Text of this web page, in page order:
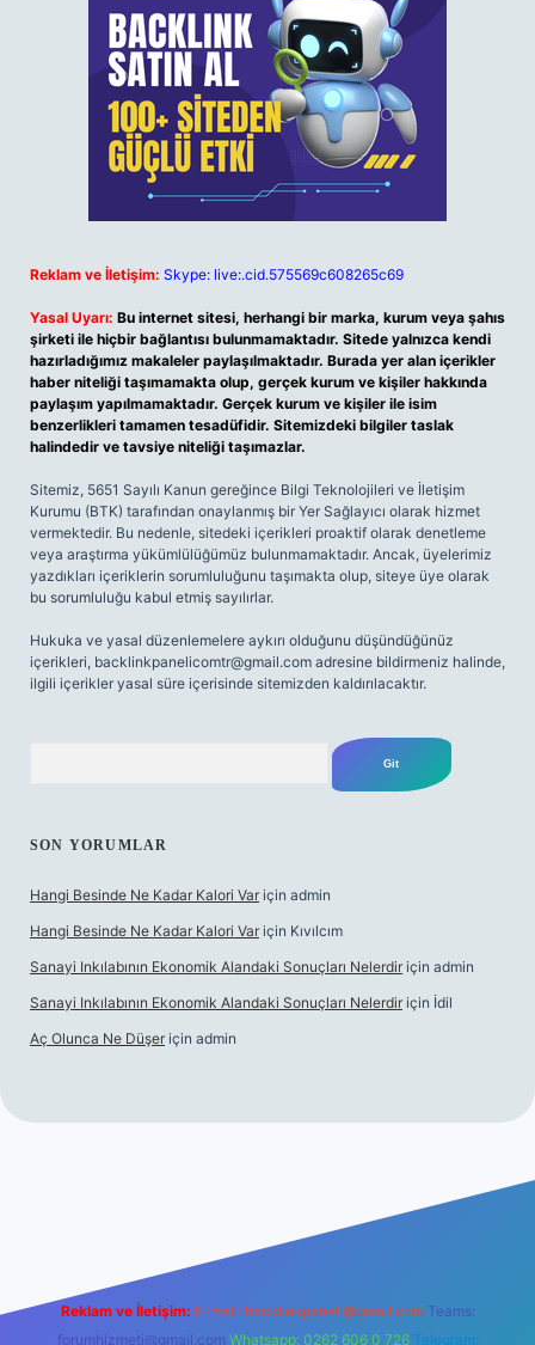
Reklam ve İletişim: Skype: live:.cid.575569c608265c69
Yasal Uyarı: Bu internet sitesi, herhangi bir marka, kurum veya şahıs
şirketi ile hiçbir bağlantısı bulunmamaktadır. Sitede yalnızca kendi
hazırladığımız makaleler paylaşılmaktadır. Burada yer alan içerikler
haber niteliği taşımamakta olup, gerçek kurum ve kişiler hakkında
paylaşım yapılmamaktadır. Gerçek kurum ve kişiler ile isim
benzerlikleri tamamen tesadüfidir. Sitemizdeki bilgiler taslak
halindedir ve tavsiye niteliği taşımazlar.
Sitemiz, 5651 Sayılı Kanun gereğince Bilgi Teknolojileri ve İletişim
Kurumu (BTK) tarafından onaylanmış bir Yer Sağlayıcı olarak hizmet
vermektedir. Bu nedenle, sitedeki içerikleri proaktif olarak denetleme
veya araştırma yükümlülüğümüz bulunmamaktadır. Ancak, üyelerimiz
yazdıkları içeriklerin sorumluluğunu taşımakta olup, siteye üye olarak
bu sorumluluğu kabul etmiş sayılırlar.
Hukuka ve yasal düzenlemelere aykırı olduğunu düşündüğünüz
içerikleri, backlinkpanelicomtr@gmail.com adresine bildirmeniz halinde,
ilgili içerikler yasal süre içerisinde sitemizden kaldırılacaktır.
SON YORUMLAR
Hangi Besinde Ne Kadar Kalori Var için admin
Hangi Besinde Ne Kadar Kalori Var için Kıvılcım
Sanayi Inkılabının Ekonomik Alandaki Sonuçları Nelerdir için admin
Sanayi Inkılabının Ekonomik Alandaki Sonuçları Nelerdir için İdil
Aç Olunca Ne Düşer için admin
Reklam ve İletişim: E-mail: backlinkpaneli@gmail.com Teams:
forumhizmeti@gmail.com Whatsapp: 0262 606 0 726 Telegram: